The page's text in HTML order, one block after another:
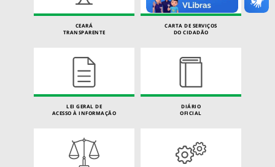
CEARÁ
TRANSPARENTE
CARTA DE SERVIÇOS
DO CIDADÃO
LEI GERAL DE
ACESSO À INFORMAÇÃO
DIÁRIO
OFICIAL